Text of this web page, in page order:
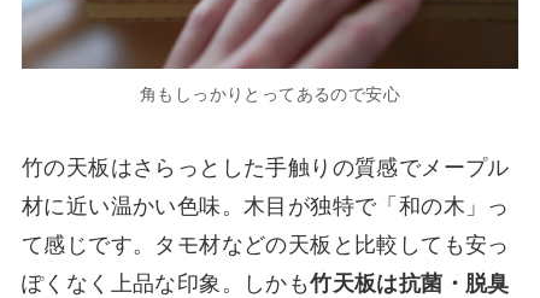
角もしっかりとってあるので安心
竹の天板はさらっとした手触りの質感でメープル
材に近い温かい色味。木目が独特で「和の木」っ
て感じです。タモ材などの天板と比較しても安っ
ぽくなく上品な印象。しかも竹天板は抗菌・脱臭